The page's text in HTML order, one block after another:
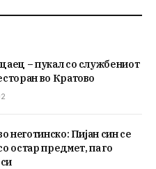
– пукал со службениот
во Кратово
неготинско: Пијан син се
остар предмет, па го